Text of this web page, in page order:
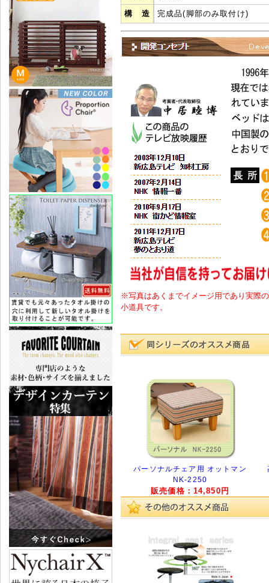
構 造 完成品(脚部のみ取付け)
※写真はあくまでイメージ用であり実際
小道具です。
パーソナルチェア用 オットマン
NK-2250
販売価格：14,850円